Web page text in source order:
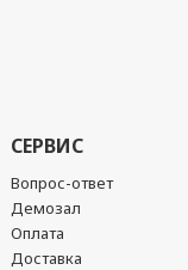
СЕРВИС
Вопрос-ответ
Демозал
Оплата
Доставка